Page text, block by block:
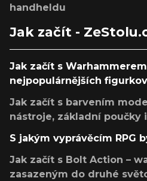
handheldu
Jak začít -
Jak začít s
nejpopulárnějších
Jak začít s barvením
nástroje, základní poučky
S jakým vyprávěcím RPG
Jak začít s Bolt Action –
zasazeným do druhé